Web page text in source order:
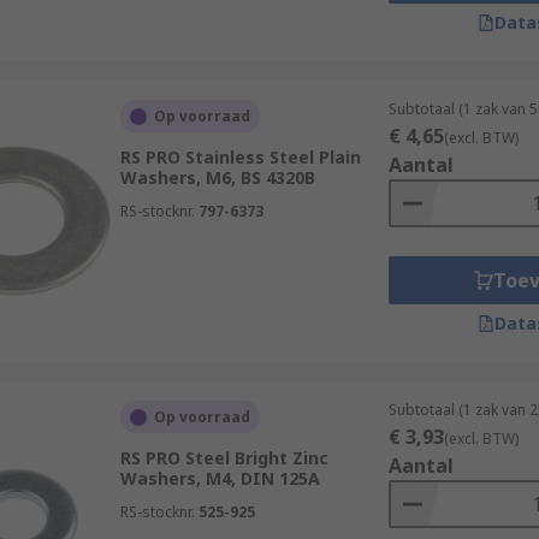
steel or brass. Stainless steel washers are popular
such as ceramic. Washers come in a variety of finishes
the round head of a screw of bolt. You can also buy
Thicker washers can provide extra strength.
Op voorraad
RS PRO Stainless Steel Plain
Washers, M6, BS 4320B
RS-stocknr. 797-6373
Subtotaal (1 zak van
€ 4,65(excl. BTW)
Aantal
Op voorraad
RS PRO Steel Bright Zinc
Washers, M4, DIN 125A
RS-stocknr. 525-925
Subtotaal (1 zak van
€ 3,93(excl. BTW)
Aantal